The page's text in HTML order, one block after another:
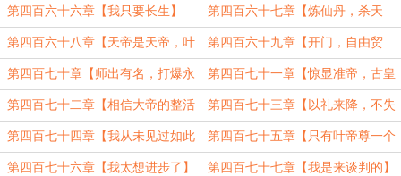
死】（一更） 杀戮】（4000）
第四百六十六章【我只要长生】
（四千）
第四百六十七章【炼仙丹，杀天
皇，闯仙门】
第四百六十八章【天帝是天帝，叶
天帝是叶天帝】
第四百六十九章【开门，自由贸
易】（4000）
第四百七十章【师出有名，打爆永
恒】
第四百七十一章【惊显准帝，古皇
出手】
第四百七十二章【相信大帝的整活
能力】
第四百七十三章【以礼来降，不失
为富家翁也】
第四百七十四章【我从未见过如此
厚颜无耻之人】
第四百七十五章【只有叶帝尊一个
太阳】
第四百七十六章【我太想进步了】 第四百七十七章【我是来谈判的】